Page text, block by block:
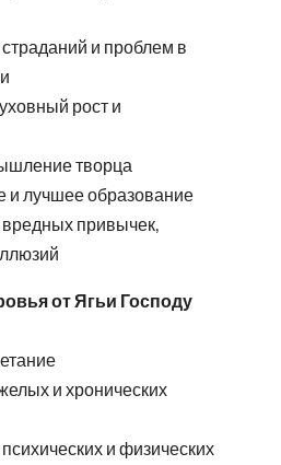
и проблем в
рост и
творца
и лучшее образование
привычек,
от Ягьи Господу
и хронических
и физических